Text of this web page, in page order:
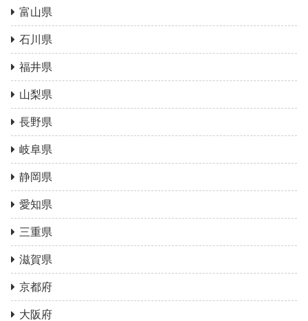
富山県
石川県
福井県
山梨県
長野県
岐阜県
静岡県
愛知県
三重県
滋賀県
京都府
大阪府